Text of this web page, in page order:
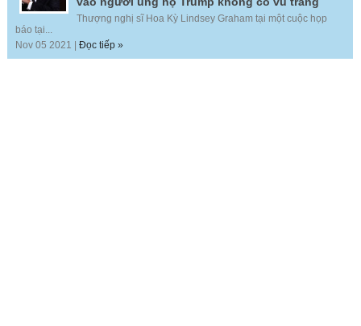
Thượng nghị sĩ Hoa Kỳ Lindsey Graham tại một cuộc họp
báo tại...
Nov 05 2021 | Đọc tiếp »